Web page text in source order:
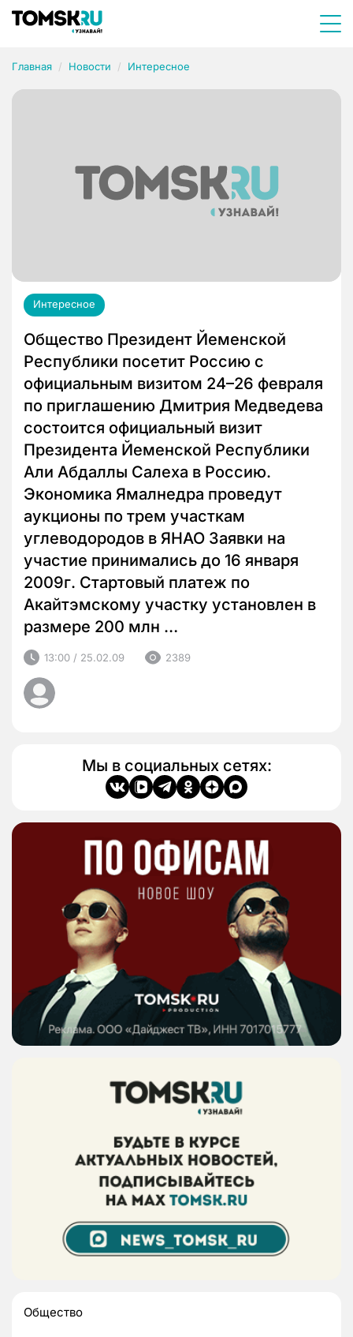
Главная Новости Интересное
Интересное
Общество Президент Йеменской
Республики посетит Россию с
официальным визитом 24–26 февраля
по приглашению Дмитрия Медведева
состоится официальный визит
Президента Йеменской Республики
Али Абдаллы Салеха в Россию.
Экономика Ямалнедра проведут
аукционы по трем участкам
углеводородов в ЯНАО Заявки на
участие принимались до 16 января
2009г. Стартовый платеж по
Акайтэмскому участку установлен в
размере 200 млн …
13:00 / 25.02.09 2389
Мы в социальных сетях:
Общество